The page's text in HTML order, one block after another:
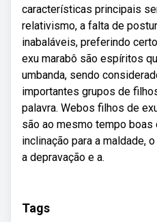
características principais
relativismo, a falta de
inabaláveis, preferindo
exu marabô são espíritos
umbanda, sendo
importantes grupos de
palavra. Webos filhos de
são ao mesmo tempo boas
inclinação para a maldade,
a depravação e a.
Tags